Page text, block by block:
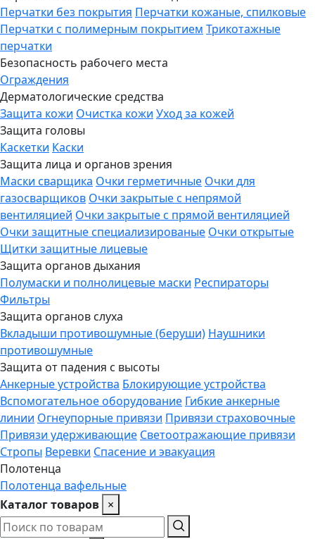
Перчатки без покрытия Перчатки кожаные, спилковые
Перчатки с полимерным покрытием Трикотажные
перчатки
Безопасность рабочего места
Ограждения
Дерматологические средства
Защита кожи Очистка кожи Уход за кожей
Защита головы
Каскетки Каски
Защита лица и органов зрения
Маски сварщика Очки герметичные Очки для
газосварщиков Очки закрытые с непрямой
вентиляцией Очки закрытые с прямой вентиляцией
Очки защитные специализированые Очки открытые
Щитки защитные лицевые
Защита органов дыхания
Полумаски и полнолицевые маски Респираторы
Фильтры
Защита органов слуха
Вкладыши противошумные (беруши) Наушники
противошумные
Защита от падения с высоты
Анкерные устройства Блокирующие устройства
Вспомогательное оборудование Гибкие анкерные
линии Огнеупорные привязи Привязи страховочные
Привязи удерживающие Светоотражающие привязи
Стропы Веревки Спасение и эвакуация
Полотенца
Полотенца вафельные
Каталог товаров ×